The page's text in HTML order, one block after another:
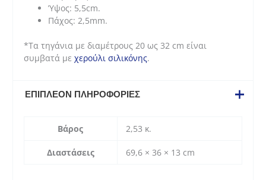
Ύψος: 5,5cm.
Πάχος: 2,5mm.
*Τα τηγάνια με διαμέτρους 20 ως 32 cm είναι
συμβατά με χερούλι σιλικόνης.
ΕΠΙΠΛΈΟΝ ΠΛΗΡΟΦΟΡΊΕΣ
Βάρος 2,53 κ.
Διαστάσεις 69,6 × 36 × 13 cm